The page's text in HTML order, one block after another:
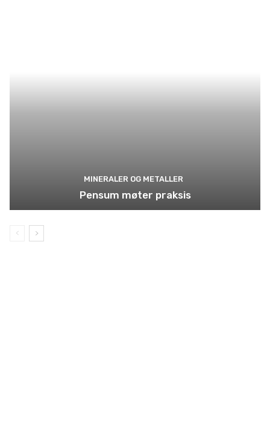
MINERALER OG METALLER
Pensum møter praksis